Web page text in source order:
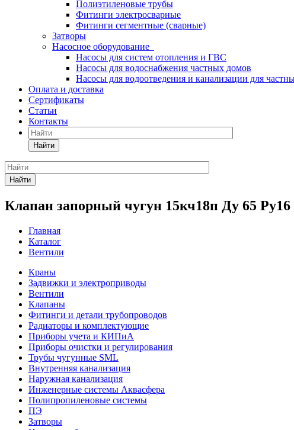
Полиэтиленовые трубы
Фитинги электросварные
Фитинги сегментные (сварные)
Затворы
Насосное оборудование
Насосы для систем отопления и ГВС
Насосы для водоснабжения частных домов
Насосы для водоотведения и канализации для
Оплата и доставка
Сертификаты
Статьи
Контакты
Найти
Найти
Клапан запорный чугун 15кч18п Ду 65
Главная
Каталог
Вентили
Краны
Задвижки и электроприводы
Вентили
Клапаны
Фитинги и детали трубопроводов
Радиаторы и комплектующие
Приборы учета и КИПиА
Приборы очистки и регулирования
Трубы чугунные SML
Внутренняя канализация
Наружная канализация
Инженерные системы Аквасфера
Полипропиленовые системы
ПЭ
Затворы